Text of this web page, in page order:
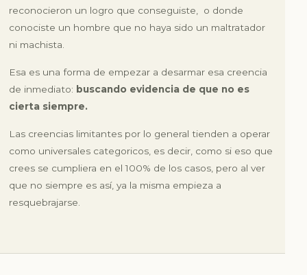
reconocieron un logro que conseguiste, o donde
conociste un hombre que no haya sido un maltratador
ni machista.
Esa es una forma de empezar a desarmar esa creencia
de inmediato: buscando evidencia de que no es
cierta siempre.
Las creencias limitantes por lo general tienden a operar
como universales categoricos, es decir, como si eso que
crees se cumpliera en el 100% de los casos, pero al ver
que no siempre es así, ya la misma empieza a
resquebrajarse.